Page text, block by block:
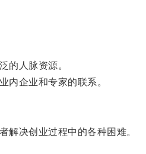
人脉资源。
企业和专家的联系。
决创业过程中的各种困难。